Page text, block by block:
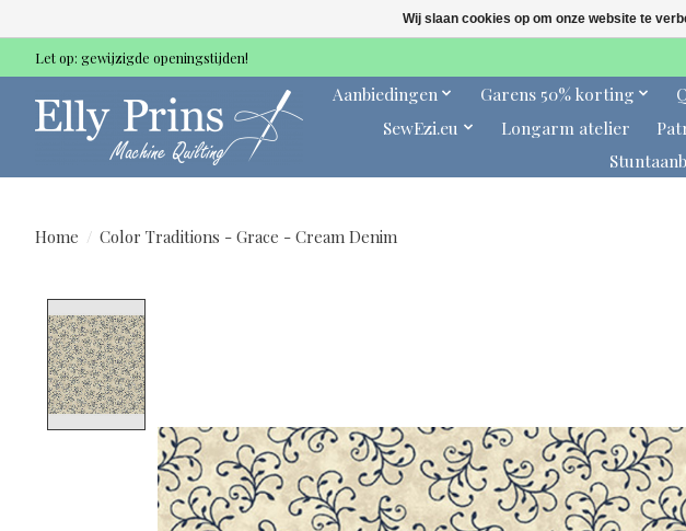
Let op: gewijzigde openingstijden!
Aanbiedingen Garens 50% korting
SewEzi.eu
Longarm atelier
Home / Color Traditions - Grace - Cream Denim
Wij slaan cookies op om onze website te